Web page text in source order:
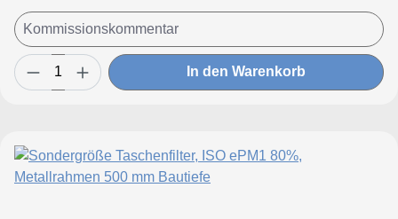
700 mm 9 Taschenbis 800 mm 10
Taschenbis 950 mm 12 Taschen
In den Warenkorb